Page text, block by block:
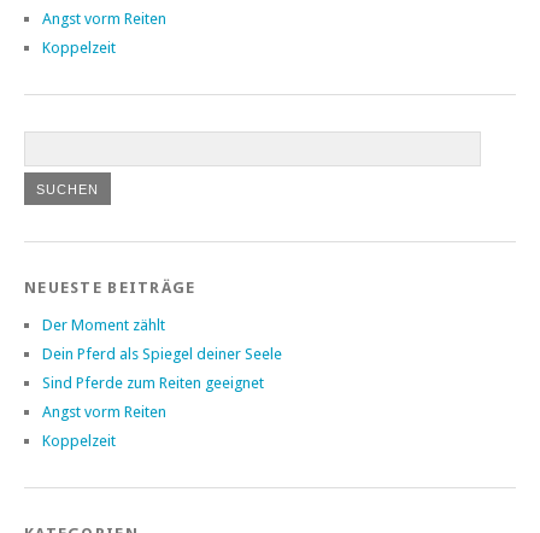
Angst vorm Reiten
Koppelzeit
NEUESTE BEITRÄGE
Der Moment zählt
Dein Pferd als Spiegel deiner Seele
Sind Pferde zum Reiten geeignet
Angst vorm Reiten
Koppelzeit